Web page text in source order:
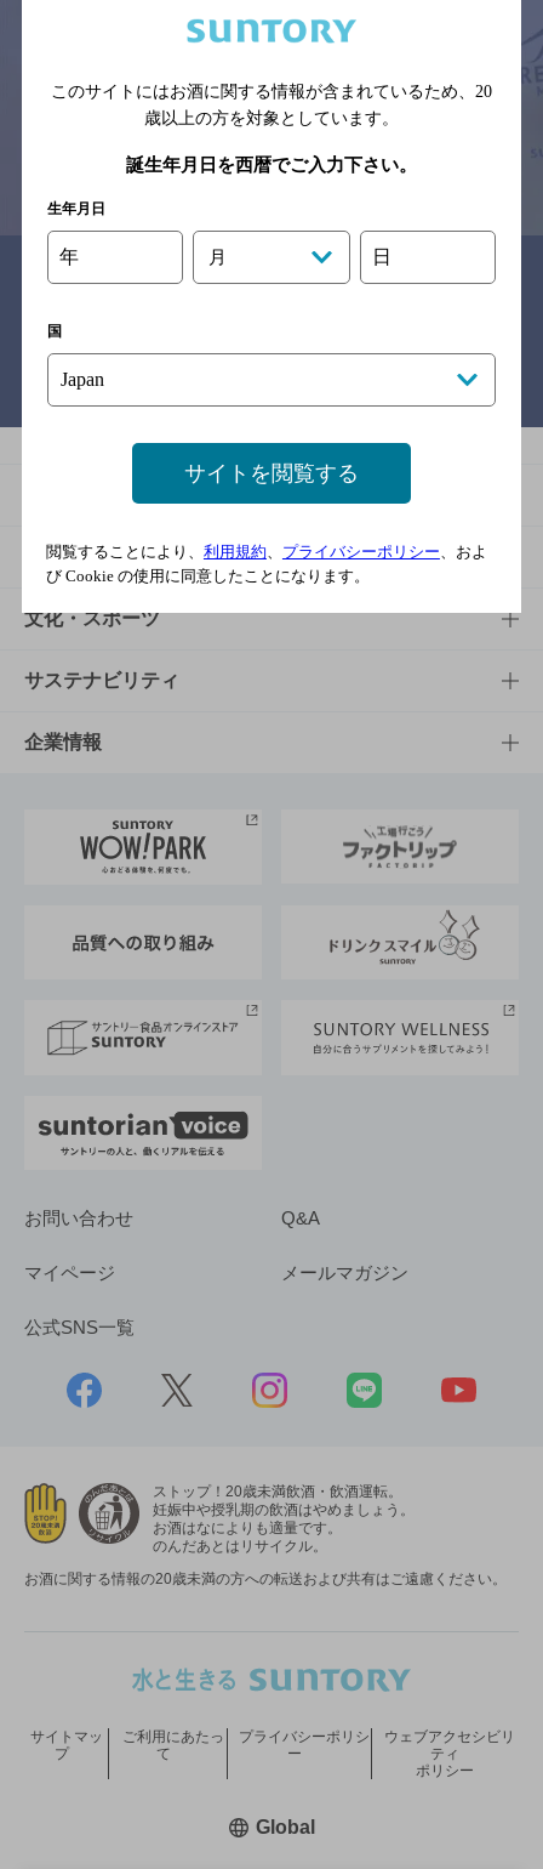
サイトマップ ご意見・ご感想 利用規約
念のためお店にご確認の上ご来店くださいますようお願い申し上げま
す。
情報提供：ぐるなび
関連リンク
商品TOP
商品一覧
商品発売情報
栄養成分一覧
知る・楽しむ
知る・楽しむTOP
キャンペーン
工場見学
地域情報
文化・スポーツ
文化・スポーツTOP
サントリーホール
サントリーサンバーズ大阪
サステナビリティ
サステナビリティTOP
サントリーが考えるサステナビリティ経営
企業情報
企業概要
採用情報
お問い合わせ Q&A
マイページ メールマガジン
公式SNS一覧
ストップ！20歳未満飲酒・飲酒運転。
妊娠中や授乳期の飲酒はやめましょう。
お酒はなによりも適量です。
のんだあとはリサイクル。
お酒に関する情報の20歳未満の方への転送および共有はご遠慮ください。
サイトマッ
プ
ご利用にあたっ
て
プライバシーポリシ
ー
ウェブアクセシビリ
ティ
ポリシー
Global新しいウィンドウで開く
このサイトにはお酒に関する情報が含まれているため、 20
歳以上の方を対象としています。
誕生年月日を西暦でご入力下さい。
生年月日
年 月 日
国
サイトを閲覧する
閲覧することにより、 利用規約、 プライバシーポリシー、およ
び Cookie の使用に同意したことになります。